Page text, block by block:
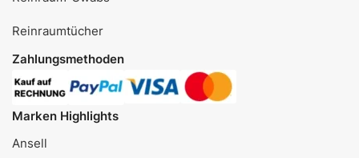
Reinraumtücher
Zahlungsmethoden
Marken Highlights
Ansell